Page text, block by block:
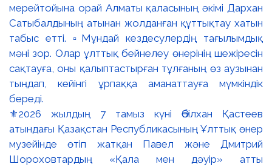
⚜️2026 жылдың 7 тамыз күні Әбілхан Қастеев
атындағы Қазақстан Республикасының Ұлттық өнер
музейінде өтіп жатқан Павел және Дмитрий
Шороховтардың «Қала мен дәуір» атты